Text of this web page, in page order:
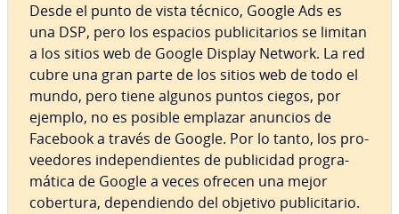
Desde el punto de vista técnico, Google Ads es
una DSP, pero los espacios pu­bli­ci­ta­rios se limitan
a los sitios web de Google Display Network. La red
cubre una gran parte de los sitios web de todo el
mundo, pero tiene algunos puntos ciegos, por
ejemplo, no es posible emplazar anuncios de
Facebook a través de Google. Por lo tanto, los pro­
vee­do­res in­de­pe­n­die­n­tes de pu­bli­ci­dad pro­gra­
má­ti­ca de Google a veces ofrecen una mejor
cobertura, de­pe­n­die­n­do del objetivo pu­bli­ci­ta­rio.